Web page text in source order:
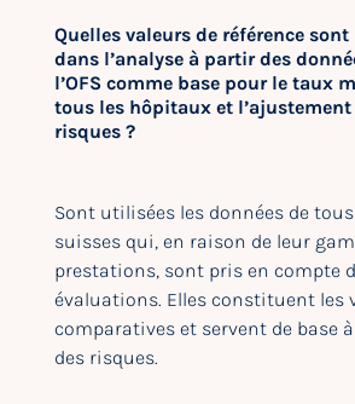
Quelles valeurs de référence
dans l’analyse à partir des
l’OFS comme base pour le taux
tous les hôpitaux et l’ajustement
risques ?
Sont utilisées les données de
suisses qui, en raison de leur
prestations, sont pris en compte
évaluations. Elles constituent les
comparatives et servent de base
des risques.